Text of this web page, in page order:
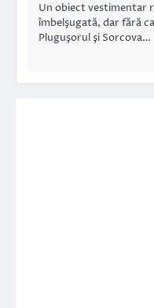
Un obiect vestimentar
îmbelşugată, dar fără
Pluguşorul şi Sorcova…